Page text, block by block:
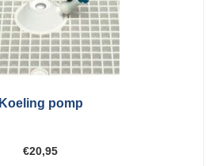
Koeling pomp
€20,95